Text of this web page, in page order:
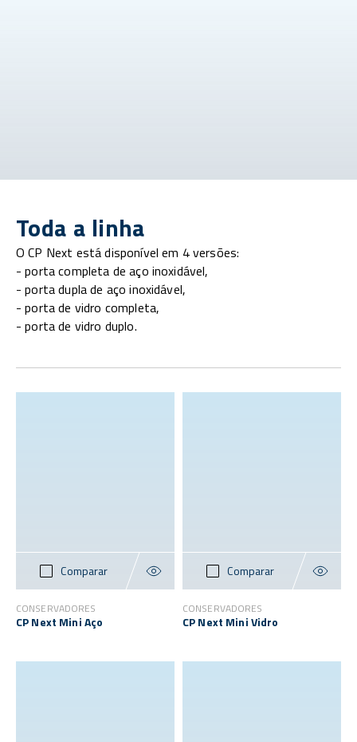
Toda a linha
O CP Next está disponível em 4 versões:
- porta completa de aço inoxidável,
- porta dupla de aço inoxidável,
- porta de vidro completa,
- porta de vidro duplo.
Comparar
CONSERVADORES
CP Next Mini Aço
Comparar
CONSERVADORES
CP Next Mini Vidro